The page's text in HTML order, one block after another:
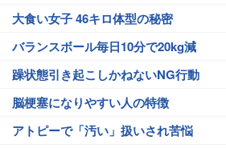
大食い女子 46キロ体型の秘密
バランスボール毎日10分で20kg減
躁状態引き起こしかねないNG行動
脳梗塞になりやすい人の特徴
アトピーで「汚い」扱いされ苦悩